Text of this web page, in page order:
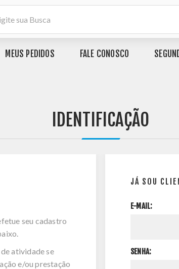
MEUS PEDIDOS FALE CONOSCO
IDENTIFICAÇÃO
seu cadastro
atividade se
e/ou prestação
JÁ SOU
E-MAIL:
SENHA: